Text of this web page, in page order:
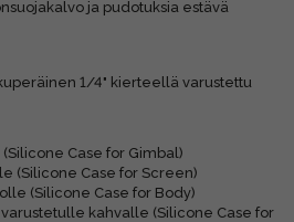
ja pudotuksia estävä
1/4" kierteellä varustettu
Case for Gimbal)
(Silicone Case for Screen)
(Silicone Case for Body)
kahvalle (Silicone Case for